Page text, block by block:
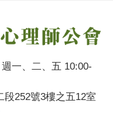
一、二、五 10:00-
252號3樓之五12室